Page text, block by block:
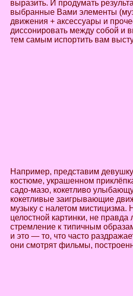
выразить. И продумать
выбранные Вами элементы
движения + аксессуары и
диссонировать между собой и
тем самым испортить вам
Например, представим
костюме, украшенном
садо-мазо, кокетливо
кокетливые заигрывающие
музыку с налетом мистицизма.
целостной картинки, не
стремление к типичным
и это — то, что часто
они смотрят фильмы,